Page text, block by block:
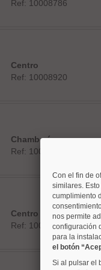
Ref: 10008786
Centro
Ref: 10008920
Chamberí
Ref: 10008880
Centro
Ref: 10008813
Con el fin de
similares.
cumplimiento
nos permite
configuración
para la
el botón
Si al pulsar el